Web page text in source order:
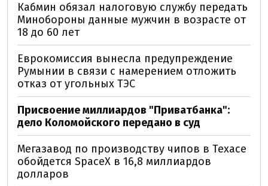
Кабмин обязал налоговую службу передать
Минобороны данные мужчин в возрасте от
18 до 60 лет
Еврокомиссия вынесла предупреждение
Румынии в связи с намерением отложить
отказ от угольных ТЭС
Присвоение миллиардов "Приватбанка":
дело Коломойского передано в суд
Мегазавод по производству чипов в Техасе
обойдется SpaceX в 16,8 миллиардов
долларов